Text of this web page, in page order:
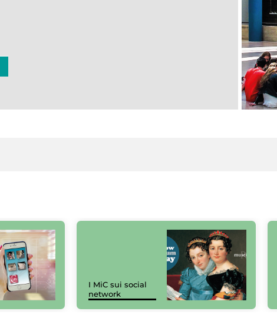
I MiC sui social
network